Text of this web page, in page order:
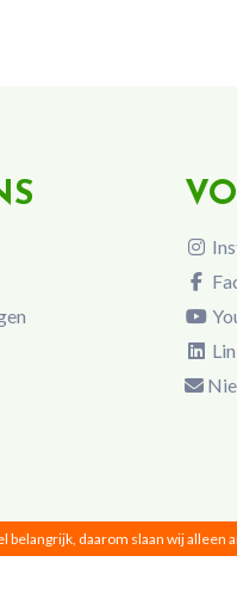
belangrijk, daarom slaan wij